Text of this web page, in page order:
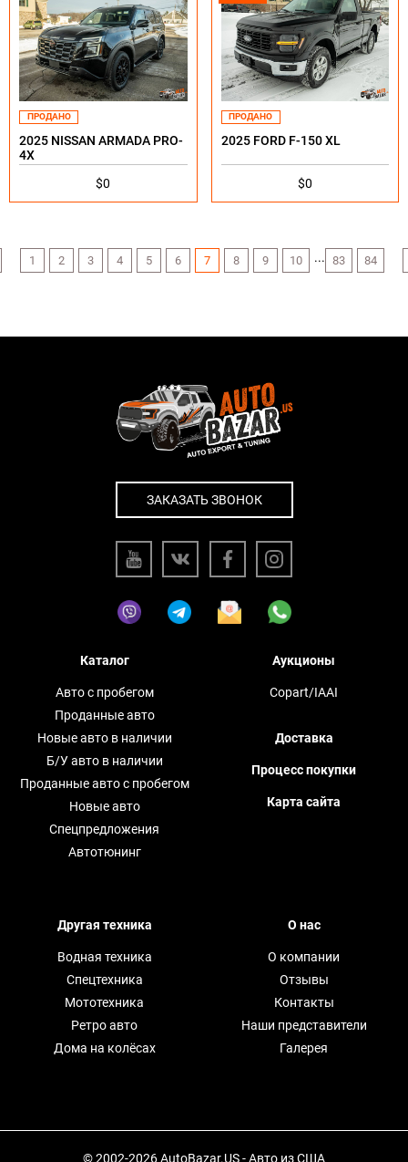
ПРОДАНО
2025 NISSAN ARMADA PRO-
4X
$0
ПРОДАНО
2025 FORD F-150 XL
$0
1 2 3 4 5 6 7 8 9 10 ... 83 84
ЗАКАЗАТЬ ЗВОНОК
Каталог
Авто с пробегом
Проданные авто
Новые авто в наличии
Б/У авто в наличии
Проданные авто с пробегом
Новые авто
Спецпредложения
Автотюнинг
Аукционы
Copart/IAAI
Доставка
Процесс покупки
Карта сайта
Другая техника
Водная техника
Спецтехника
Мототехника
Ретро авто
Дома на колёсах
О нас
О компании
Отзывы
Контакты
Наши представители
Галерея
© 2002-2026 AutoBazar.US - Авто из США